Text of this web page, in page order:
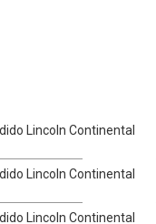
Lincoln Continental
Lincoln Continental
Lincoln Continental